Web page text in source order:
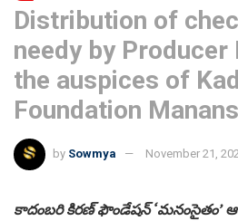
Distribution of
needy by Producer
the auspices of
Foundation
by Sowmya November 21,
కాదంబరి కిరణ్ ఫౌండేషన్ ‘మనంసైతం’